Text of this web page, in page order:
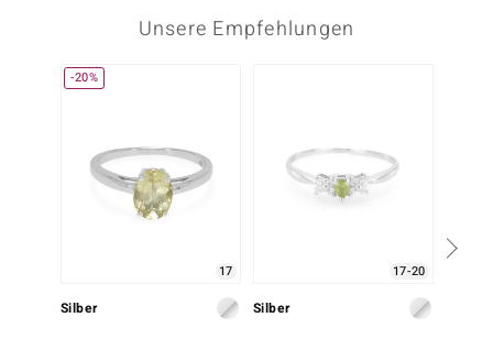
Unsere Empfehlungen
-20%
17
Silber
17-20
Silber